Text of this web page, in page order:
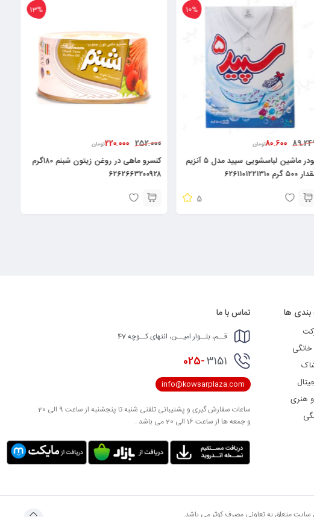
10%
80.600تومان
پودر ماشین لباسشویی سپید مدل ۵ آنزیم
گرم ۶۲۶۱۱۰۱۲۲۱۳۱۰
5
13%
252.000
220.000تومان
کنسرو ماهی در روغن زیتون شبنم ۱۸۰گرم
۶۲۶۲۶۶۳۲۰۰۹۲۸
ها
هنری
تماس با ما
قــم، بلــوار امیــن، انتهای کــوچه 47
025-3151
info@kowsarplaza.com
ساعات سفارش گیری و پشتیبانی تلفنی شنبه تا پنجشنبه از ساعت 9 الی 20
و جمعه ها از ساعت 16 الی 20 می باشد .
سایت متعلق به تعاونی مصرف کوثر می باشد.